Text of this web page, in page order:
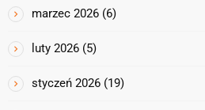
marzec 2026 (6)
luty 2026 (5)
styczeń 2026 (19)